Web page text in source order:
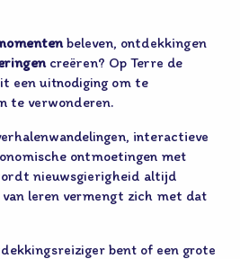
beleven, ontdekkingen
creëren? Op Terre de
een uitnodiging om te
te verwonderen.
interactieve
ontmoetingen met
nieuwsgierigheid altijd
leren vermengt zich met dat
bent of een grote